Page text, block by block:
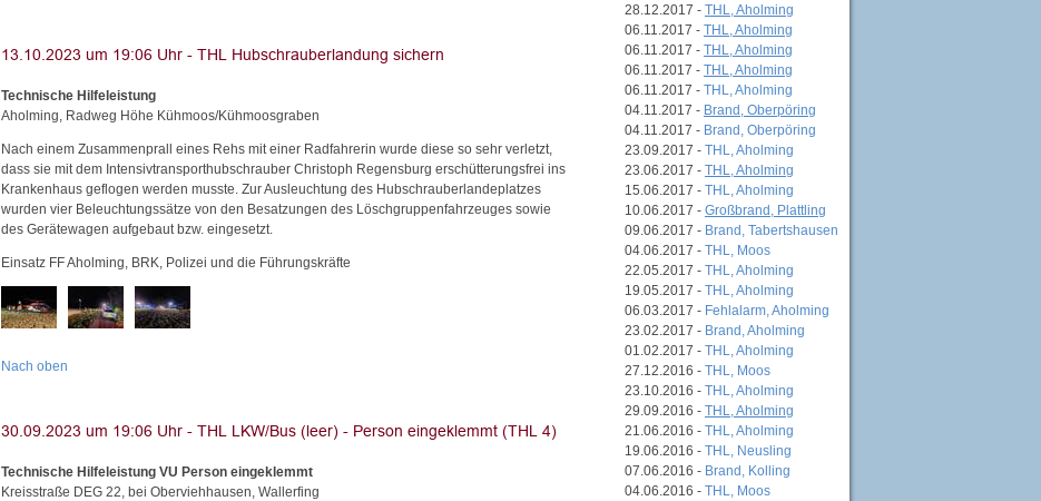
Technische Hilfeleistung
Aholming, Radweg Höhe Kühmoos/Kühmoosgraben
Nach einem Zusammenprall eines Rehs mit einer Radfahrerin wurde diese so sehr verletzt,
dass sie mit dem Intensivtransporthubschrauber Christoph Regensburg erschütterungsfrei ins
Krankenhaus geflogen werden musste. Zur Ausleuchtung des Hubschrauberlandeplatzes
wurden vier Beleuchtungssätze von den Besatzungen des Löschgruppenfahrzeuges sowie
des Gerätewagen aufgebaut bzw. eingesetzt.
Einsatz FF Aholming, BRK, Polizei und die Führungskräfte
Nach oben
Technische Hilfeleistung VU Person eingeklemmt
Kreisstraße DEG 22, bei Oberviehhausen, Wallerfing
28.12.2017 - THL, Aholming
06.11.2017 - THL, Aholming
06.11.2017 - THL, Aholming
06.11.2017 - THL, Aholming
06.11.2017 - THL, Aholming
04.11.2017 - Brand, Oberpöring
04.11.2017 - Brand, Oberpöring
23.09.2017 - THL, Aholming
23.06.2017 - THL, Aholming
15.06.2017 - THL, Aholming
10.06.2017 - Großbrand, Plattling
09.06.2017 - Brand, Tabertshausen
04.06.2017 - THL, Moos
22.05.2017 - THL, Aholming
19.05.2017 - THL, Aholming
06.03.2017 - Fehlalarm, Aholming
23.02.2017 - Brand, Aholming
01.02.2017 - THL, Aholming
27.12.2016 - THL, Moos
23.10.2016 - THL, Aholming
29.09.2016 - THL, Aholming
21.06.2016 - THL, Aholming
19.06.2016 - THL, Neusling
07.06.2016 - Brand, Kolling
04.06.2016 - THL, Moos